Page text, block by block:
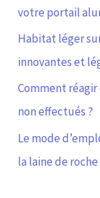
votre portail
Habitat léger
innovantes et
Comment réagir
non effectués ?
Le mode
la laine de